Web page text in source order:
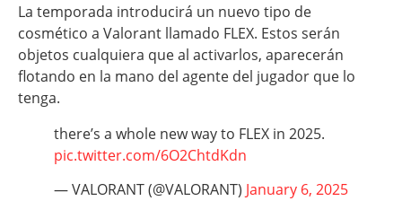
La temporada introducirá un nuevo tipo de
cosmético a Valorant llamado FLEX. Estos serán
objetos cualquiera que al activarlos, aparecerán
flotando en la mano del agente del jugador que lo
tenga.
there’s a whole new way to FLEX in 2025.
pic.twitter.com/6O2ChtdKdn
— VALORANT (@VALORANT) January 6, 2025